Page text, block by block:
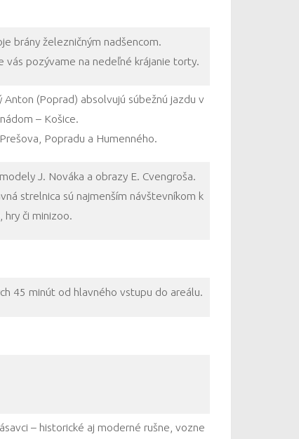
brány železničným nadšencom.
vás pozývame na nedeľné krájanie torty.
(Poprad) absolvujú súbežnú jazdu v
– Košice.
Popradu a Humenného.
J. Nováka a obrazy E. Cvengroša.
strelnica sú najmenším návštevníkom k
hry či minizoo.
45 minút od hlavného vstupu do areálu.
– historické aj moderné rušne, vozne